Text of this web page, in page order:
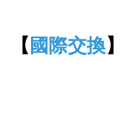
【 國際交換】